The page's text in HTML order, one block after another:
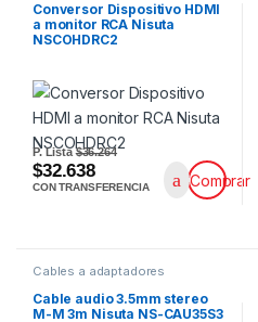
Conversor Dispositivo HDMI
a monitor RCA Nisuta
NSCOHDRC2
P. Lista$36.264
$32.638
CON TRANSFERENCIA Comprar
Cables a adaptadores
Cable audio 3.5mm stereo
M-M 3m Nisuta NS-CAU35S3